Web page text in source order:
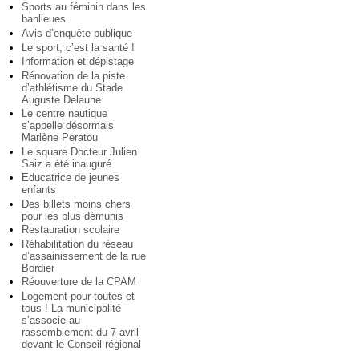
Sports au féminin dans les
banlieues
Avis d’enquête publique
Le sport, c’est la santé !
Information et dépistage
Rénovation de la piste
d’athlétisme du Stade
Auguste Delaune
Le centre nautique
s’appelle désormais
Marlène Peratou
Le square Docteur Julien
Saiz a été inauguré
Educatrice de jeunes
enfants
Des billets moins chers
pour les plus démunis
Restauration scolaire
Réhabilitation du réseau
d’assainissement de la rue
Bordier
Réouverture de la CPAM
Logement pour toutes et
tous ! La municipalité
s’associe au
rassemblement du 7 avril
devant le Conseil régional